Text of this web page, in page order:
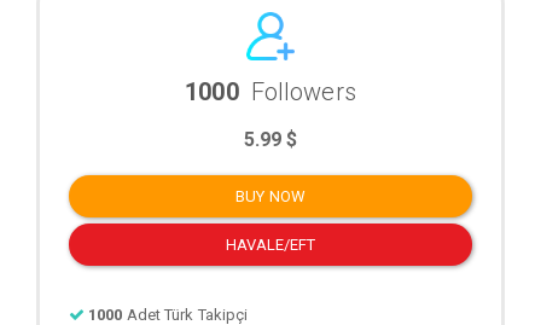
1000 Followers
5.99 $
BUY NOW
HAVALE/EFT
1000 Adet Türk Takipçi